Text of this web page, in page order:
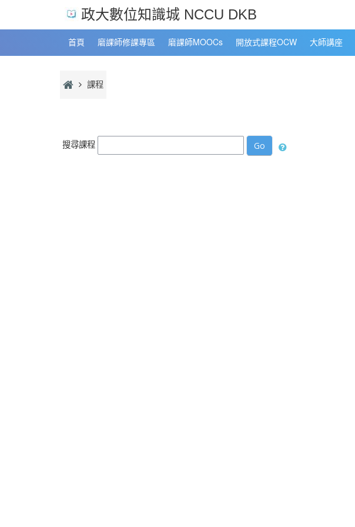
政大數位知識城 NCCU DKB
首頁 磨課師修課專區 磨課師MOOCs 開放式課程OCW 大師講座
課程
搜尋課程
Go